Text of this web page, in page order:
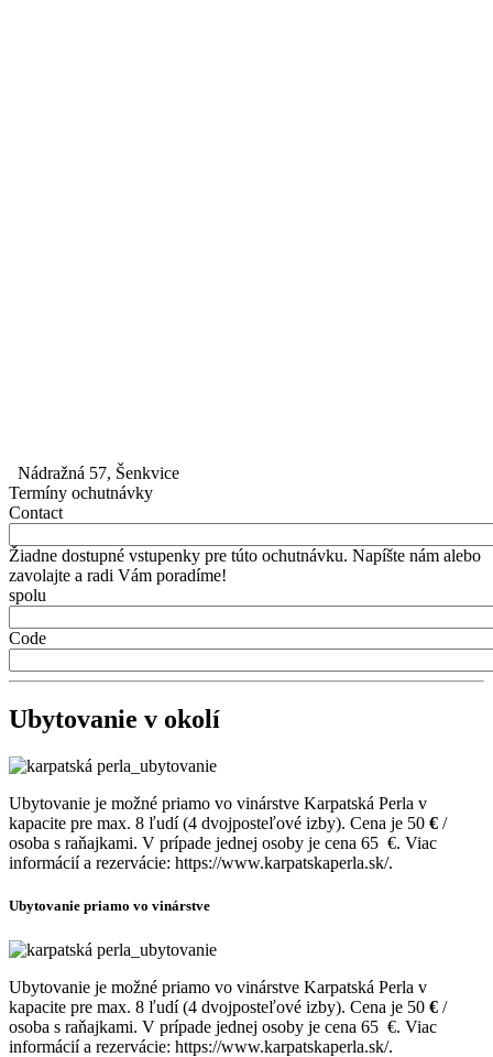
Nádražná 57, Šenkvice
Termíny ochutnávky
Contact
Žiadne dostupné vstupenky pre túto ochutnávku. Napíšte nám alebo
zavolajte a radi Vám poradíme!
spolu
Code
Ubytovanie v okolí
Ubytovanie je možné priamo vo vinárstve Karpatská Perla v
kapacite pre max. 8 ľudí (4 dvojposteľové izby). Cena je 50 € /
osoba s raňajkami. V prípade jednej osoby je cena 65 €. Viac
informácií a rezervácie: https://www.karpatskaperla.sk/.
Ubytovanie priamo vo vinárstve
Ubytovanie je možné priamo vo vinárstve Karpatská Perla v
kapacite pre max. 8 ľudí (4 dvojposteľové izby). Cena je 50 € /
osoba s raňajkami. V prípade jednej osoby je cena 65 €. Viac
informácií a rezervácie: https://www.karpatskaperla.sk/.